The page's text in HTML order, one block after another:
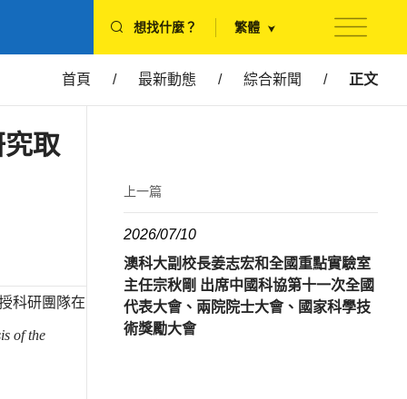
想找什麼？ 繁體
首頁 / 最新動態 / 綜合新聞 / 正文
取
科研團隊在
of the
上一篇
2026/07/10
澳科大副校長姜志宏和全國重點實驗室
主任宗秋剛 出席中國科協第十一次全國
代表大會、兩院院士大會、國家科學技
術獎勵大會